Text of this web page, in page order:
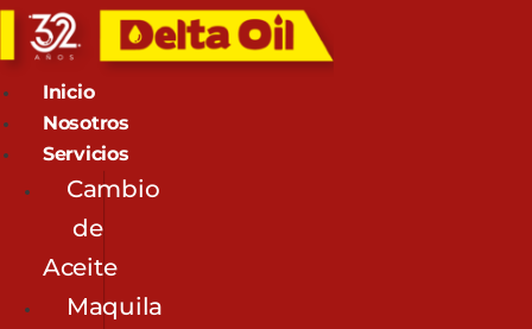
Inicio
Nosotros
Servicios
Cambio
de
Aceite
Maquila